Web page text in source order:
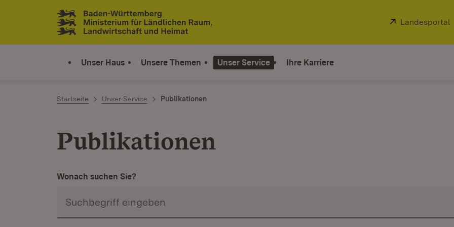
Zum Inhalt springen
Link zur Startseite
Extern:
Landesportal
Unser Haus Unsere Themen Unser Service Ihre Karriere
Startseite Unser Service Publikationen
Publikationen
Wonach suchen Sie?